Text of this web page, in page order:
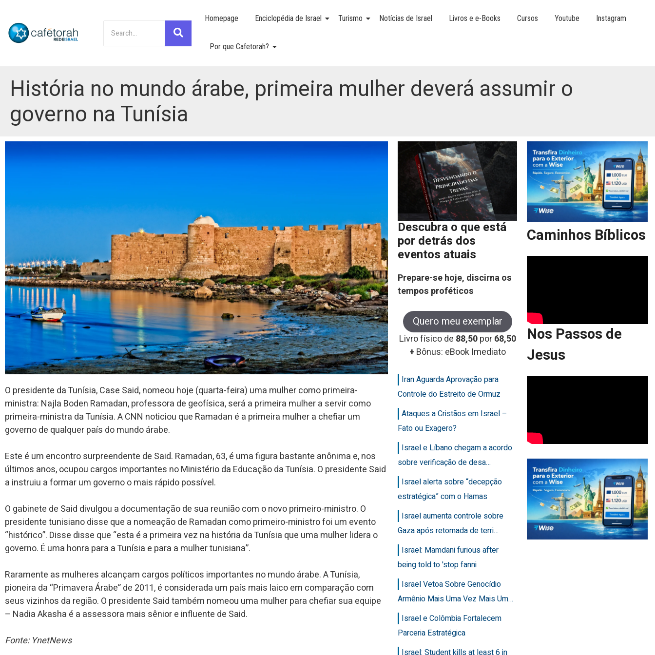
Homepage Enciclopédia de Israel Turismo Notícias de Israel Livros e e-Books Cursos Youtube Instagram
Por que Cafetorah?
História no mundo árabe, primeira mulher deverá assumir o
governo na Tunísia
O presidente da Tunísia, Case Said, nomeou hoje (quarta-feira) uma mulher como primeira-
ministra: Najla Boden Ramadan, professora de geofísica, será a primeira mulher a servir como
primeira-ministra da Tunísia. A CNN noticiou que Ramadan é a primeira mulher a chefiar um
governo de qualquer país do mundo árabe.
Este é um encontro surpreendente de Said. Ramadan, 63, é uma figura bastante anônima e, nos
últimos anos, ocupou cargos importantes no Ministério da Educação da Tunísia. O presidente Said
a instruiu a formar um governo o mais rápido possível.
O gabinete de Said divulgou a documentação de sua reunião com o novo primeiro-ministro. O
presidente tunisiano disse que a nomeação de Ramadan como primeiro-ministro foi um evento
“histórico”. Disse disse que “esta é a primeira vez na história da Tunísia que uma mulher lidera o
governo. É uma honra para a Tunísia e para a mulher tunisiana”.
Raramente as mulheres alcançam cargos políticos importantes no mundo árabe. A Tunísia,
pioneira da “Primavera Árabe” de 2011, é considerada um país mais laico em comparação com
seus vizinhos da região. O presidente Said também nomeou uma mulher para chefiar sua equipe
– Nadia Akasha é a assessora mais sênior e influente de Said.
Fonte: YnetNews
Descubra o que está
por detrás dos
eventos atuais
Prepare-se hoje, discirna os
tempos proféticos
Quero meu exemplar
Livro físico de88,50 por68,50
+Bônus: eBook Imediato
Iran Aguarda Aprovação para
Controle do Estreito de Ormuz
Ataques a Cristãos em Israel –
Fato ou Exagero?
Israel e Líbano chegam a acordo
sobre verificação de desa…
Israel alerta sobre “decepção
estratégica” com o Hamas
Israel aumenta controle sobre
Gaza após retomada de terri…
Israel: Mamdani furious after
being told to 'stop fanni
Israel Vetoa Sobre Genocídio
Armênio Mais Uma Vez Mais Um…
Israel e Colômbia Fortalecem
Parceria Estratégica
Israel: Student kills at least 6 in
Caminhos Bíblicos
Nos Passos de
Jesus